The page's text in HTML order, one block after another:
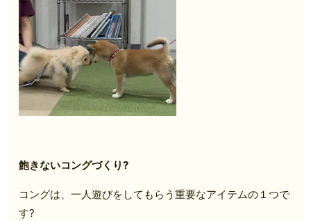
飽きないコングづくり?
コングは、一人遊びをしてもらう重要なアイテムの１つで
す?